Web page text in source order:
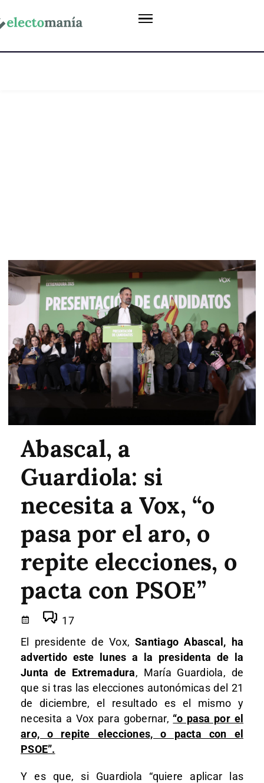
Abascal, a
Guardiola: si
necesita a Vox, “o
pasa por el aro, o
repite elecciones, o
pacta con PSOE”
17
El presidente de Vox,Santiago Abascal, ha
advertido este lunes a la presidenta de la
Junta de Extremadura, María Guardiola, de
que si tras las elecciones autonómicas del 21
de diciembre, el resultado es el mismo y
necesita a Vox para gobernar, “o pasa por el
aro, o repite elecciones, o pacta con el
PSOE”.
Y es que, si Guardiola “quiere aplicar las